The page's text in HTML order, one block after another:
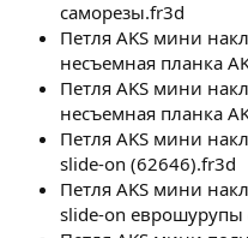
саморезы.fr3d
Петля AKS мини
несъемная планка
Петля AKS мини
несъемная планка
Петля AKS мини
slide-on (62646).fr3d
Петля AKS мини
slide-on еврошурупы